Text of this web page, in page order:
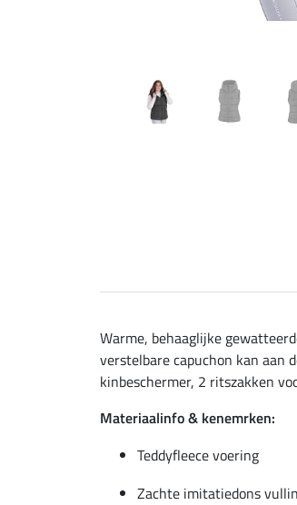
Warme, behaaglijke
verstelbare capuchon kan aan
kinbeschermer, 2 ritszakken
Materiaalinfo & kenemrken:
Teddyfleece voering
Zachte imitatiedons